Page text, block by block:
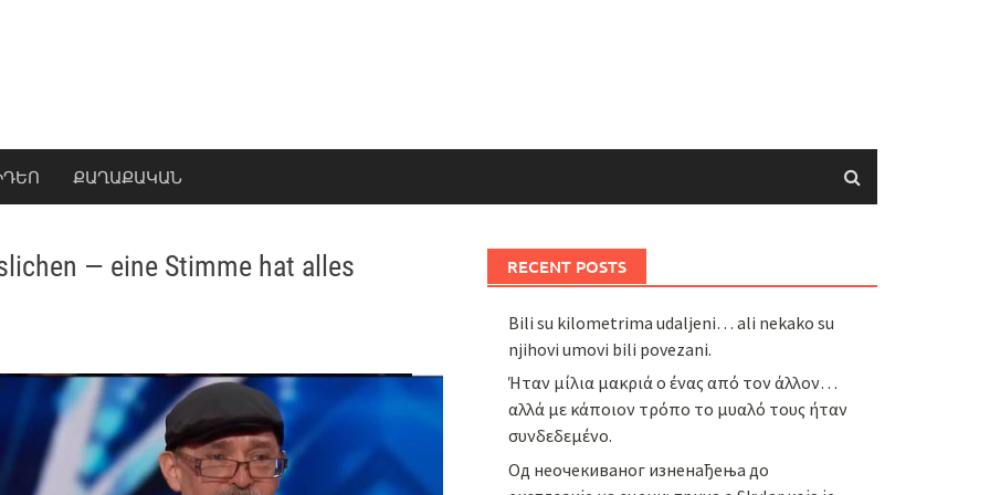
ՔԱՂԱՔԱԿԱՆ
— eine Stimme hat alles
RECENT POSTS
Bili su kilometrima udaljeni… ali nekako su
njihovi umovi bili povezani.
Ήταν μίλια μακριά ο ένας από τον άλλον…
αλλά με κάποιον τρόπο το μυαλό τους ήταν
συνδεδεμένο.
Од неочекиваног изненађења до